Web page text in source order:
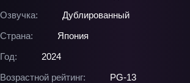
Озвучка:
Дублированный
Страна:
Япония
Год:
2024
Возрастной рейтинг:
PG-13